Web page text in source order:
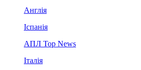
Англія
Іспанія
АПЛ Top News
Італія